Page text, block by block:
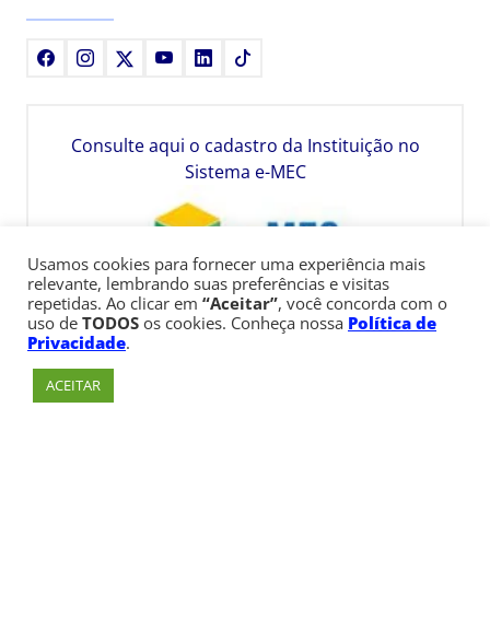
FacebookInstagram YoutubeLinkedIn
Consulte aqui o cadastro da Instituição no
Sistema e-MEC
Usamos cookies para fornecer uma experiência mais
relevante, lembrando suas preferências e visitas
repetidas. Ao clicar em “Aceitar”, você concorda com o
uso de TODOS os cookies. Conheça nossa Política de
Privacidade.
ACEITAR